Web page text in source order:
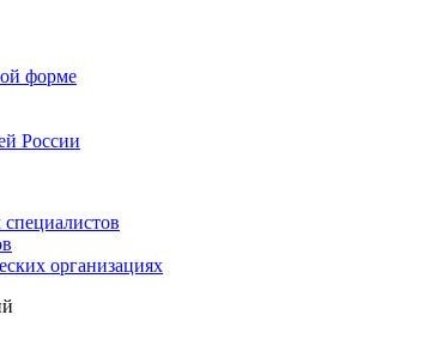
форме
России
организациях